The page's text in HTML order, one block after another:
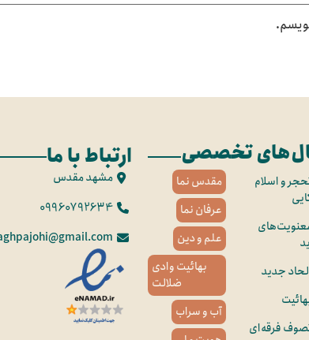
تخصصی
و اسلام
جدید
فرقه‌ای
مقدس نما
عرفان نما
علم و دین
بهائیت وادی
ضلالت
آب و سراب
ارتباط با ما
مشهد مقدس
09960792634